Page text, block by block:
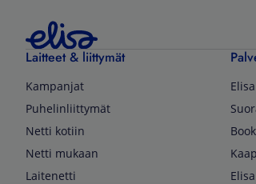
Laitteet & liittymät
Kampanjat
Puhelinliittymät
Netti kotiin
Netti mukaan
Laitenetti